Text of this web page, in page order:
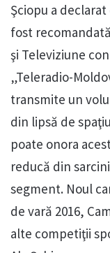
Şciopu a
fost
şi Televiziune
„Teleradio-
transmite un
din lipsă de
poate onora
reducă din
segment. Noul
de vară 2016,
alte competiţii